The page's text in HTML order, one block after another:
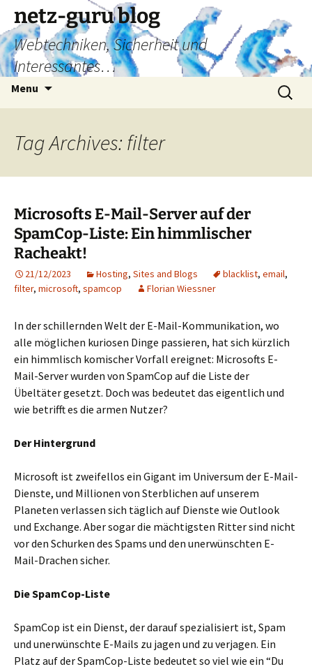
Skip
content
netz-guru blog
Webtechniken, Sicherheit und
Interessantes…
Menu
Search
for:
Tag Archives: filter
Microsofts E-Mail-Server auf der
SpamCop-Liste: Ein himmlischer
Racheakt!
21/12/2023 Hosting, Sites and Blogs blacklist, email,
filter, microsoft, spamcop Florian Wiessner
In der schillernden Welt der E-Mail-Kommunikation, wo
alle möglichen kuriosen Dinge passieren, hat sich kürzlich
ein himmlisch komischer Vorfall ereignet: Microsofts E-
Mail-Server wurden von SpamCop auf die Liste der
Übeltäter gesetzt. Doch was bedeutet das eigentlich und
wie betrifft es die armen Nutzer?
Der Hintergrund
Microsoft ist zweifellos ein Gigant im Universum der E-Mail-
Dienste, und Millionen von Sterblichen auf unserem
Planeten verlassen sich täglich auf Dienste wie Outlook
und Exchange. Aber sogar die mächtigsten Ritter sind nicht
vor den Schurken des Spams und den unerwünschten E-
Mail-Drachen sicher.
Die SpamCop-Liste
SpamCop ist ein Dienst, der darauf spezialisiert ist, Spam
und unerwünschte E-Mails zu jagen und zu verjagen. Ein
Platz auf der SpamCop-Liste bedeutet so viel wie ein “Du